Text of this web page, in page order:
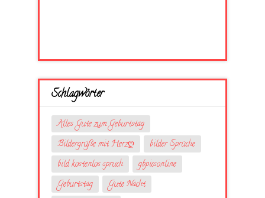
Schlagwörter
Alles Gute zum Geburtstag
Bildergrüße mit Herzღ
bilder Sprüche
bild kostenlos spruch
gbpicsonline
Geburtstag
Gute Nacht